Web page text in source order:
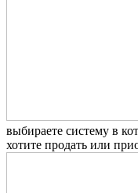
выбираете систему в
хотите продать или